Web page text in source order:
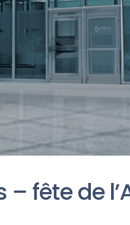
fête de